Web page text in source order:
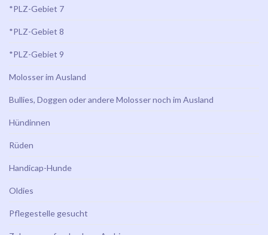
*PLZ-Gebiet 7
*PLZ-Gebiet 8
*PLZ-Gebiet 9
Molosser im Ausland
Bullies, Doggen oder andere Molosser noch im Ausland
Hündinnen
Rüden
Handicap-Hunde
Oldies
Pflegestelle gesucht